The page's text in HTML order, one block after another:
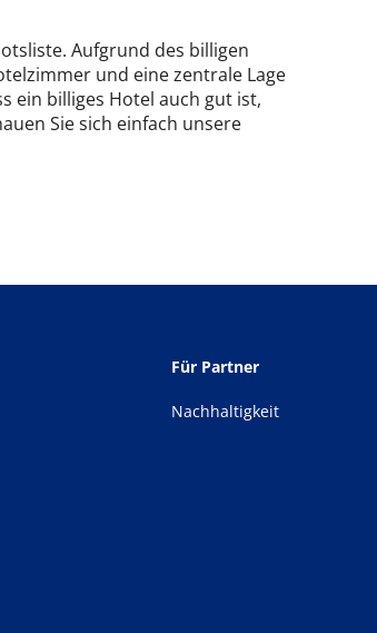
Aufgrund des billigen
und eine zentrale Lage
ein billiges Hotel auch gut ist,
Sie sich einfach unsere
Für Partner
Nachhaltigkeit